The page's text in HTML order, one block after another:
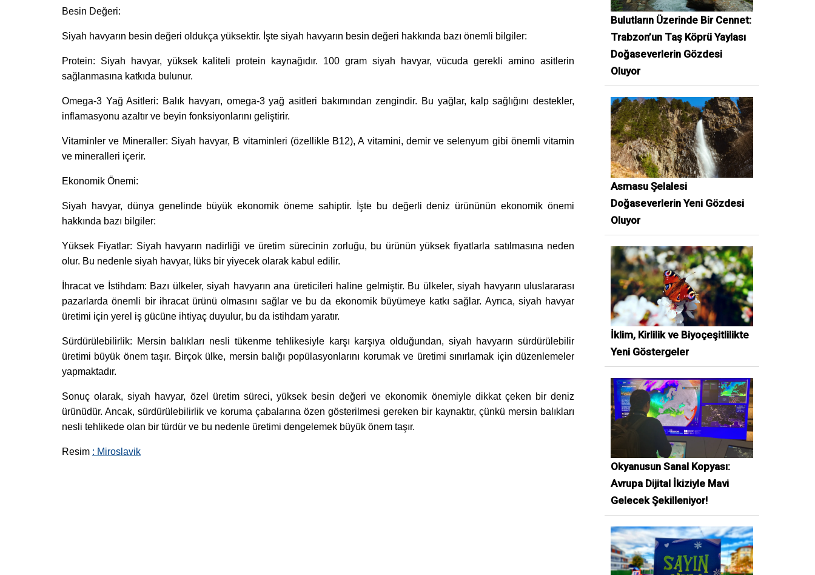
Besin Değeri:
Siyah havyarın besin değeri oldukça yüksektir. İşte siyah havyarın besin değeri hakkında bazı önemli bilgiler:
Protein: Siyah havyar, yüksek kaliteli protein kaynağıdır. 100 gram siyah havyar, vücuda gerekli amino asitlerin
sağlanmasına katkıda bulunur.
Omega-3 Yağ Asitleri: Balık havyarı, omega-3 yağ asitleri bakımından zengindir. Bu yağlar, kalp sağlığını destekler,
inflamasyonu azaltır ve beyin fonksiyonlarını geliştirir.
Vitaminler ve Mineraller: Siyah havyar, B vitaminleri (özellikle B12), A vitamini, demir ve selenyum gibi önemli vitamin
ve mineralleri içerir.
Ekonomik Önemi:
Siyah havyar, dünya genelinde büyük ekonomik öneme sahiptir. İşte bu değerli deniz ürününün ekonomik önemi
hakkında bazı bilgiler:
Yüksek Fiyatlar: Siyah havyarın nadirliği ve üretim sürecinin zorluğu, bu ürünün yüksek fiyatlarla satılmasına neden
olur. Bu nedenle siyah havyar, lüks bir yiyecek olarak kabul edilir.
İhracat ve İstihdam: Bazı ülkeler, siyah havyarın ana üreticileri haline gelmiştir. Bu ülkeler, siyah havyarın uluslararası
pazarlarda önemli bir ihracat ürünü olmasını sağlar ve bu da ekonomik büyümeye katkı sağlar. Ayrıca, siyah havyar
üretimi için yerel iş gücüne ihtiyaç duyulur, bu da istihdam yaratır.
Sürdürülebilirlik: Mersin balıkları nesli tükenme tehlikesiyle karşı karşıya olduğundan, siyah havyarın sürdürülebilir
üretimi büyük önem taşır. Birçok ülke, mersin balığı popülasyonlarını korumak ve üretimi sınırlamak için düzenlemeler
yapmaktadır.
Sonuç olarak, siyah havyar, özel üretim süreci, yüksek besin değeri ve ekonomik önemiyle dikkat çeken bir deniz
ürünüdür. Ancak, sürdürülebilirlik ve koruma çabalarına özen gösterilmesi gereken bir kaynaktır, çünkü mersin balıkları
nesli tehlikede olan bir türdür ve bu nedenle üretimi dengelemek büyük önem taşır.
Resim : Miroslavik
Bulutların Üzerinde Bir Cennet:
Trabzon’un Taş Köprü Yaylası
Doğaseverlerin Gözdesi
Oluyor
Asmasu Şelalesi
Doğaseverlerin Yeni Gözdesi
Oluyor
İklim, Kirlilik ve Biyoçeşitlilikte
Yeni Göstergeler
Okyanusun Sanal Kopyası:
Avrupa Dijital İkiziyle Mavi
Gelecek Şekilleniyor!